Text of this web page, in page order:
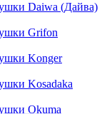
Daiwa (Дайва)
Grifon
Konger
Kosadaka
Okuma